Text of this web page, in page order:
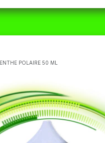
POLAIRE 50 ML